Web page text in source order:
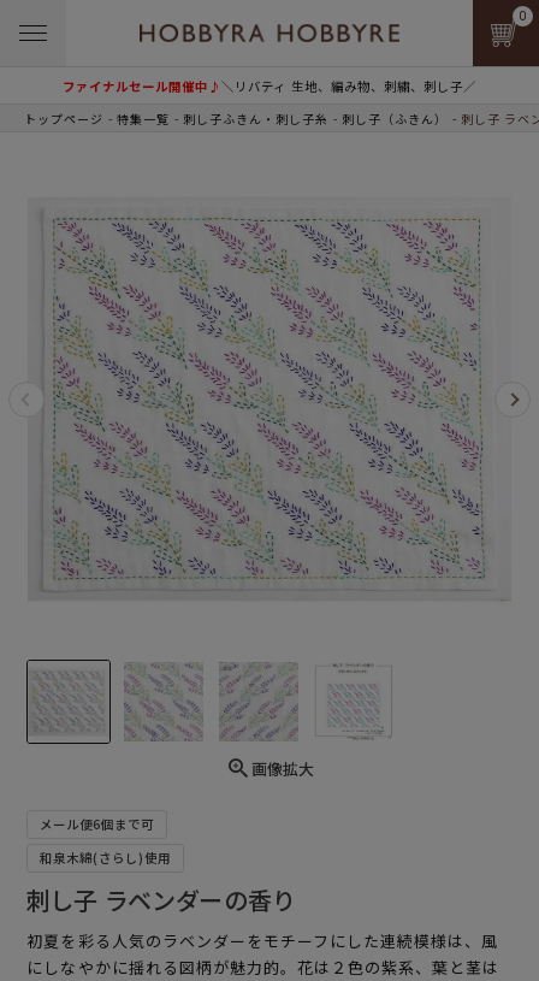
ファイナルセール開催中♪＼リバティ 生地、編み物、刺繍、刺し子／
0
トップページ 特集一覧 刺し子ふきん・刺し子糸 刺し子（ふきん） 刺し子 ラベ
画像拡大
メール便6個まで可
和泉木綿(さらし)使用
刺し子 ラベンダーの香り
初夏を彩る人気のラベンダーをモチーフにした連続模様は、風
にしなやかに揺れる図柄が魅力的。花は２色の紫系、葉と茎は